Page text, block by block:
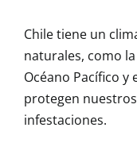
Chile tiene un
naturales, como
Océano Pacífico y
protegen
infestaciones.